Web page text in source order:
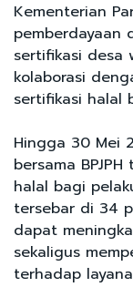
Kementerian
pemberdayaan
sertifikasi desa
kolaborasi
sertifikasi halal
Hingga 30 Mei
bersama
halal bagi
tersebar di 34
dapat
sekaligus
terhadap